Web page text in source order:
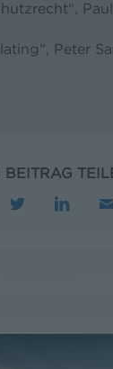
Peter
BEITRAG